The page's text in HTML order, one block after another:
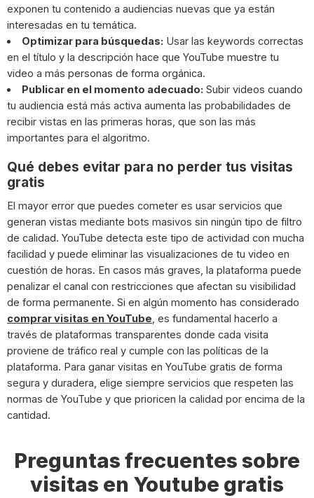
exponen tu contenido a audiencias nuevas que ya están
interesadas en tu temática.
Optimizar para búsquedas: Usar las keywords correctas
en el título y la descripción hace que YouTube muestre tu
video a más personas de forma orgánica.
Publicar en el momento adecuado: Subir videos cuando
tu audiencia está más activa aumenta las probabilidades de
recibir vistas en las primeras horas, que son las más
importantes para el algoritmo.
Qué debes evitar para no perder tus visitas
gratis
El mayor error que puedes cometer es usar servicios que
generan vistas mediante bots masivos sin ningún tipo de filtro
de calidad. YouTube detecta este tipo de actividad con mucha
facilidad y puede eliminar las visualizaciones de tu video en
cuestión de horas. En casos más graves, la plataforma puede
penalizar el canal con restricciones que afectan su visibilidad
de forma permanente. Si en algún momento has considerado
comprar visitas en YouTube , es fundamental hacerlo a
través de plataformas transparentes donde cada visita
proviene de tráfico real y cumple con las políticas de la
plataforma. Para ganar visitas en YouTube gratis de forma
segura y duradera, elige siempre servicios que respeten las
normas de YouTube y que prioricen la calidad por encima de la
cantidad.
Preguntas frecuentes sobre
visitas en Youtube gratis